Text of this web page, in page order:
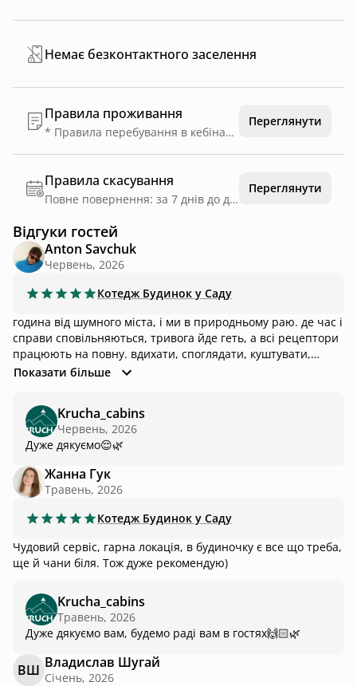
Немає безконтактного заселення
Правила проживання
* Правила перебування в кебінах Ми створили цей простір з любовью і будемо вдячні за турботливе взаємне ставлення * Атмосфера спокою Наш простір - тихий і затишний , тут ми слухаємо птахів та шум дерев . Для нас тиша надзвичайно важлива і тому просимо колонки залишити вдома . З 22:00 до 05:00 - особливий режим тиші для всіх *З повагою до простору Меблі , текстиль , дерево - усе потребує дбайливого ставлення . Вогонь - лише в мангалі або чаші , не ближче ніж 30 см до землі . *Куріння - тільки на вулиці У кебінах не палити (навіть біля вікна , навіть електронні ). Запахи оселя вбирає моментально , а вивітрюється - тижнями . *Про улюбленців Ми любимо пухнастиків і ви можете їх брати з собою , проте ви несете повну відповідальність за них. У разі будь-яких пошкоджень тваринками - повне відшкодування збитків
Переглянути
Правила скасування
Повне повернення: за 7 днів до дати заїзду
Переглянути
Відгуки гостей
Anton Savchuk
Червень, 2026
Котедж Будинок у Саду
година від шумного міста, і ми в природньому раю. де час і
справи сповільняються, тривога йде геть, а всі рецептори
працюють на повну. вдихати, споглядати, куштувати,
кайфувати.
Показати більше
Krucha_cabins
Червень, 2026
Дуже дякуємо😌🌿
Жанна Гук
Травень, 2026
Котедж Будинок у Саду
Чудовий сервіс, гарна локація, в будиночку є все що треба,
ще й чани біля. Тож дуже рекомендую)
Krucha_cabins
Травень, 2026
Дуже дякуємо вам, будемо раді вам в гостях🙌🏻🌿
ВШ Владислав Шугай
Січень, 2026